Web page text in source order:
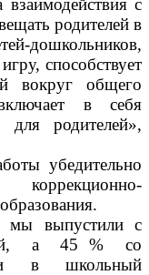
родителей в
дошкольников,
способствует
вокруг общего
в себя
родителей»,
убедительно
выпустили с
а 45 % со
в школьный